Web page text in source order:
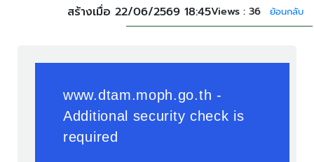
สร้างเมื่อ 22/06/2569 18:45Views : 36 ย้อนกลับ